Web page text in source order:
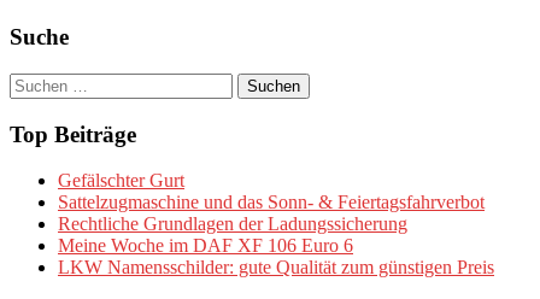
Suche
Suchen
nach:
Top Beiträge
Gefälschter Gurt
Sattelzugmaschine und das Sonn- & Feiertagsfahrverbot
Rechtliche Grundlagen der Ladungssicherung
Meine Woche im DAF XF 106 Euro 6
LKW Namensschilder: gute Qualität zum günstigen Preis